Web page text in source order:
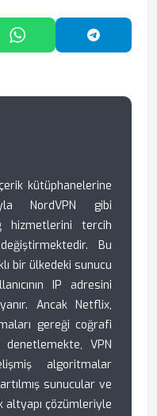
Paylaş
WhatsApp'ta Paylaş
kütüphanelerine
NordVPN gibi
hizmetlerini tercih
Bu
bir ülkedeki sunucu
IP adresini
Ancak Netflix,
gereği coğrafi
denetlemekte, VPN
algoritmalar
sunucular ve
altyapı çözümleriyle